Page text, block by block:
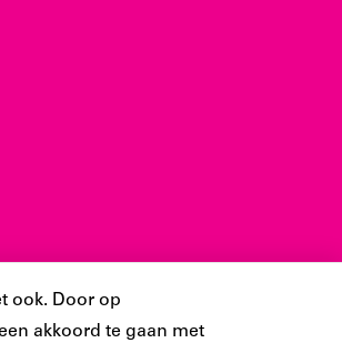
ook. Door op
akkoord te gaan met